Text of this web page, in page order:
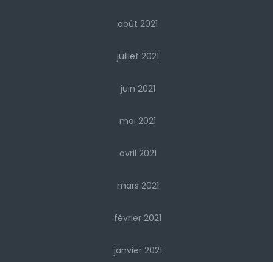
août 2021
juillet 2021
juin 2021
mai 2021
avril 2021
mars 2021
février 2021
janvier 2021